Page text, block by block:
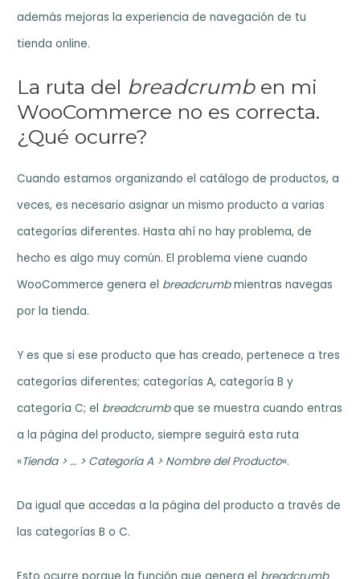
además mejoras la experiencia de navegación de tu
tienda online.
La ruta del breadcrumben mi
WooCommerce no es correcta.
¿Qué ocurre?
Cuando estamos organizando el catálogo de productos, a
veces, es necesario asignar un mismo producto a varias
categorías diferentes. Hasta ahí no hay problema, de
hecho es algo muy común. El problema viene cuando
WooCommerce genera el breadcrumbmientras navegas
por la tienda.
Y es que si ese producto que has creado, pertenece a tres
categorías diferentes; categorías A, categoría B y
categoría C; el breadcrumbque se muestra cuando entras
a la página del producto, siempre seguirá esta ruta
«Tienda > … > Categoría A > Nombre del Producto«.
Da igual que accedas a la página del producto a través de
las categorías B o C.
Esto ocurre porque la función que genera el breadcrumb